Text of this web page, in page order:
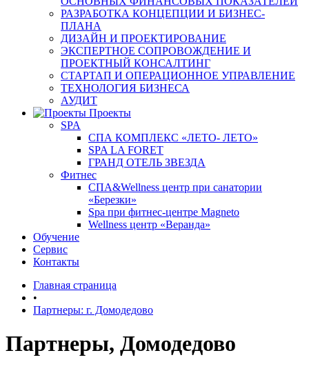
РАЗРАБОТКА КОНЦЕПЦИИ И БИЗНЕС-
ПЛАНА
ДИЗАЙН И ПРОЕКТИРОВАНИЕ
ЭКСПЕРТНОЕ СОПРОВОЖДЕНИЕ И
ПРОЕКТНЫЙ КОНСАЛТИНГ
СТАРТАП И ОПЕРАЦИОННОЕ УПРАВЛЕНИЕ
ТЕХНОЛОГИЯ БИЗНЕСА
АУДИТ
Проекты
SPA
СПА КОМПЛЕКС «ЛЕТО- ЛЕТО»
SPA LA FORET
ГРАНД ОТЕЛЬ ЗВЕЗДА
Фитнес
СПА&Wellness центр при санатории
«Березки»
Spa при фитнес-центре Magneto
Wellness центр «Веранда»
Обучение
Сервис
Контакты
Главная страница
•
Партнеры: г. Домодедово
Партнеры, Домодедово